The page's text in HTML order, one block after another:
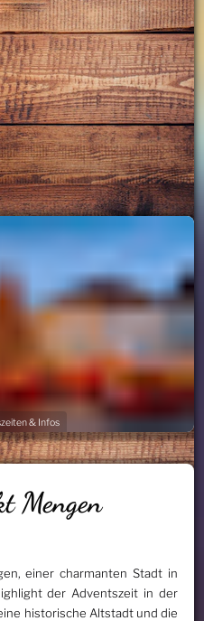
& Infos
Mengen
einer charmanten Stadt in
der Adventszeit in der
historische Altstadt und die